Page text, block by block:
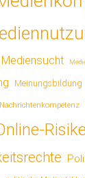
Mediensucht
Meinungsbildung
Nachrichtenkompetenz